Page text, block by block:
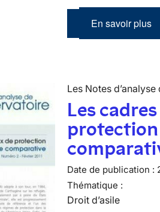
En savoir plus
Les Notes
Les
Date de publication :
Thématique :
Droit d’asile